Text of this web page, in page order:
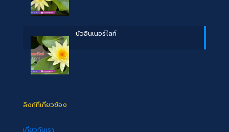
บัวอินเนอร์ไลท์
ลิงก์ที่เกี่ยวข้อง
เกี่ยวกับเรา